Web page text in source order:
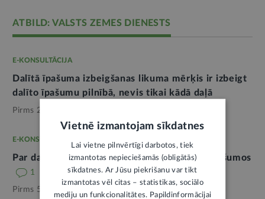
ATBILD: VALSTS ZEMES DIENESTS
E-KONSULTĀCIJA
Dalītā īpašuma izbeigšanas likuma mērķis ir izbeigt
dalīto īpašumu pilnībā, nevis tikai kādā daļā
Pirms 2 mēnešiem,
E-KONSULTĀCIJA
Par daudzdzīvokļu mājas sadali atsevišķos īpašumos
1
Pirms 5 mēnešiem, Mājoklis
Vietnē izmantojam sīkdatnes
Lai vietne pilnvērtīgi darbotos, tiek
izmantotas nepieciešamās (obligātās)
sīkdatnes. Ar Jūsu piekrišanu var tikt
izmantotas vēl citas – statistikas, sociālo
mediju un funkcionalitātes. Papildinformācijai